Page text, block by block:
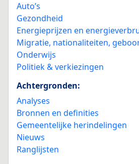
Auto’s
Gezondheid
Energieprijzen en
Migratie, nationaliteiten,
Onderwijs
Politiek & verkiezingen
Achtergronden:
Analyses
Bronnen en definities
Gemeentelijke herindelingen
Nieuws
Ranglijsten